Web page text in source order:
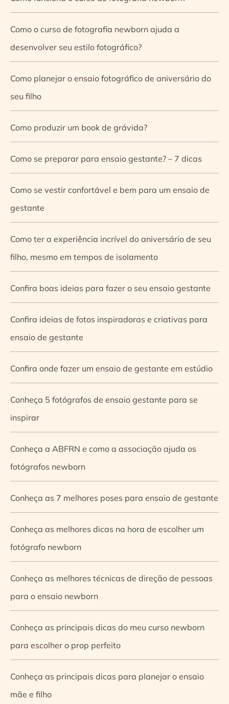
Como o curso de fotografia newborn ajuda a
desenvolver seu estilo fotográfico?
Como planejar o ensaio fotográfico de aniversário do
seu filho
Como produzir um book de grávida?
Como se preparar para ensaio gestante? – 7 dicas
Como se vestir confortável e bem para um ensaio de
gestante
Como ter a experiência incrível do aniversário de seu
filho, mesmo em tempos de isolamento
Confira boas ideias para fazer o seu ensaio gestante
Confira ideias de fotos inspiradoras e criativas para
ensaio de gestante
Confira onde fazer um ensaio de gestante em estúdio
Conheça 5 fotógrafos de ensaio gestante para se
inspirar
Conheça a ABFRN e como a associação ajuda os
fotógrafos newborn
Conheça as 7 melhores poses para ensaio de gestante
Conheça as melhores dicas na hora de escolher um
fotógrafo newborn
Conheça as melhores técnicas de direção de pessoas
para o ensaio newborn
Conheça as principais dicas do meu curso newborn
para escolher o prop perfeito
Conheça as principais dicas para planejar o ensaio
mãe e filho